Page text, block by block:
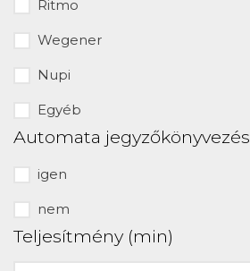
Ritmo
Wegener
Nupi
Egyéb
Automata jegyzőkönyvezés
igen
nem
Teljesítmény (min)